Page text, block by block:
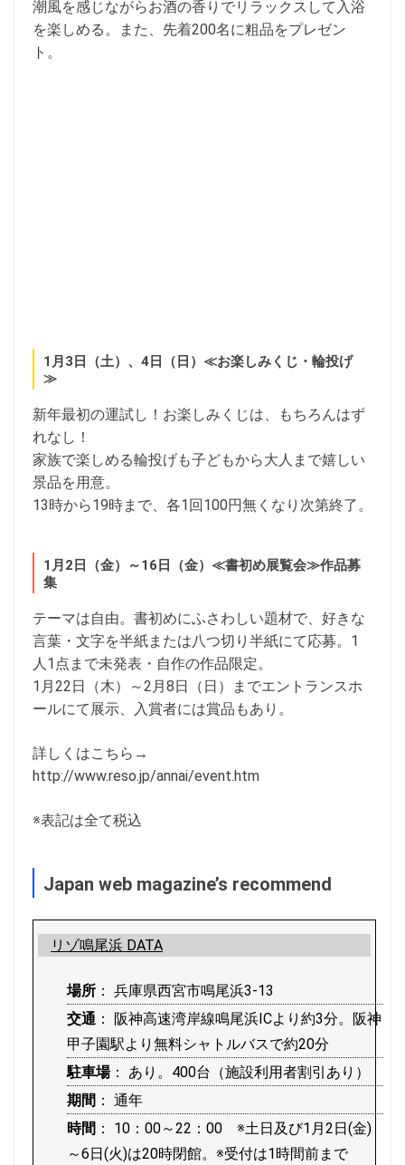
潮風を感じながらお酒の香りでリラックスして入浴
を楽しめる。また、先着200名に粗品をプレゼン
ト。
1月3日（土）、4日（日）≪お楽しみくじ・輪投げ
≫
新年最初の運試し！お楽しみくじは、もちろんはず
れなし！
家族で楽しめる輪投げも子どもから大人まで嬉しい
景品を用意。
13時から19時まで、各1回100円無くなり次第終了。
1月2日（金）～16日（金）≪書初め展覧会≫作品募
集
テーマは自由。書初めにふさわしい題材で、好きな
言葉・文字を半紙または八つ切り半紙にて応募。1
人1点まで未発表・自作の作品限定。
1月22日（木）～2月8日（日）までエントランスホ
ールにて展示、入賞者には賞品もあり。
詳しくはこちら→
http://www.reso.jp/annai/event.htm
※表記は全て税込
Japan web magazine’s recommend
リゾ鳴尾浜 DATA
場所 ： 兵庫県西宮市鳴尾浜3-13
交通 ： 阪神高速湾岸線鳴尾浜ICより約3分。阪神
甲子園駅より無料シャトルバスで約20分
駐車場： あり。400台（施設利用者割引あり）
期間 ： 通年
時間 ： 10：00～22：00 ※土日及び1月2日(金)
～6日(火)は20時閉館。※受付は1時間前まで